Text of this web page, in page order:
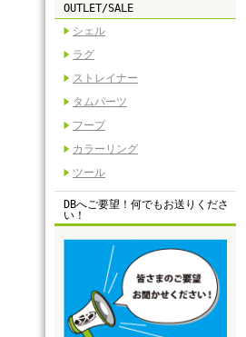
OUTLET/SALE
シェル
ラグ
ストレイナー
タムパーツ
フープ
カラーリング
ツール
DBへご要望！何でもお送りくださ
い！